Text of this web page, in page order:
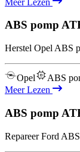
ABS pomp
Herstel Opel ABS
Opel
ABS
Meer Lezen
ABS pomp
Repareer Ford